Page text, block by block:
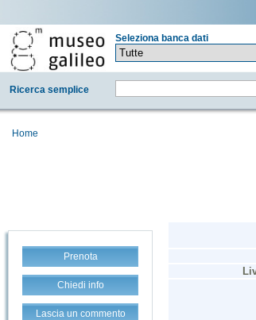
Seleziona banca dati
Ricerca semplice
Home
Prenota
Chiedi info
Lascia un commento